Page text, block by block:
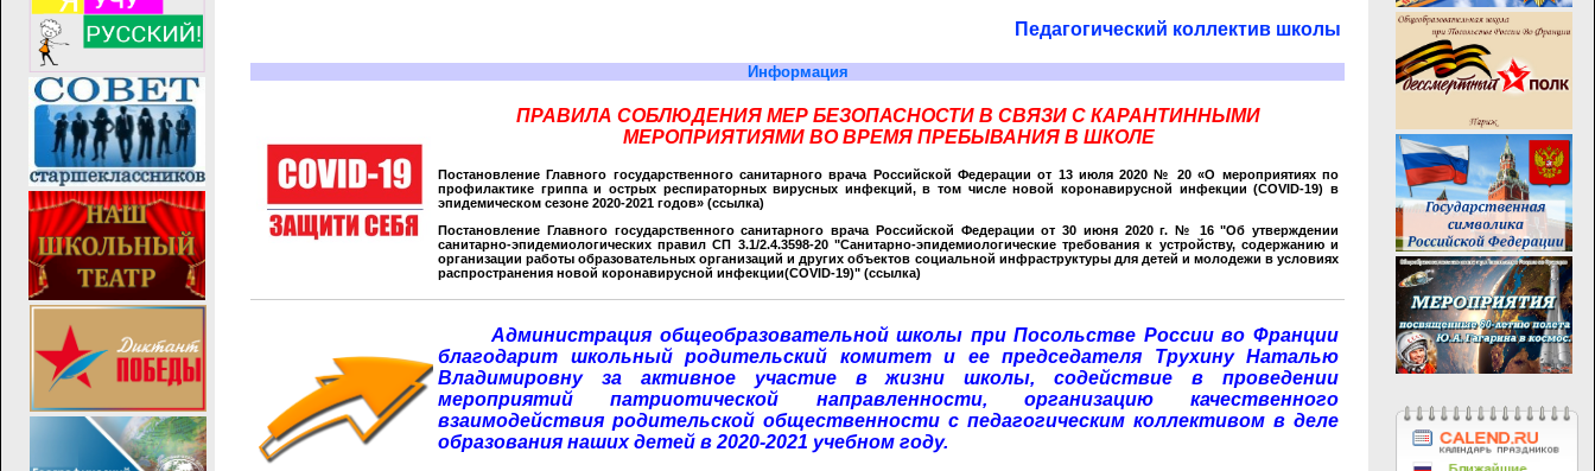
Педагогический коллектив школы
Информация
ПРАВИЛА СОБЛЮДЕНИЯ МЕР БЕЗОПАСНОСТИ В СВЯЗИ С КАРАНТИННЫМИ
МЕРОПРИЯТИЯМИ ВО ВРЕМЯ ПРЕБЫВАНИЯ В ШКОЛЕ
Постановление Главного государственного санитарного врача Российской Федерации от 13 июля 2020 № 20 «О мероприятиях по
профилактике гриппа и острых респираторных вирусных инфекций, в том числе новой коронавирусной инфекции (COVID-19) в
эпидемическом сезоне 2020-2021 годов» (ссылка)
Постановление Главного государственного санитарного врача Российской Федерации от 30 июня 2020 г. № 16 "Об утверждении
санитарно-эпидемиологических правил СП 3.1/2.4.3598-20 "Санитарно-эпидемиологические требования к устройству, содержанию и
организации работы образовательных организаций и других объектов социальной инфраструктуры для детей и молодежи в условиях
распространения новой коронавирусной инфекции(COVID-19)" (ссылка)
Администрация общеобразовательной школы при Посольстве России во Франции
благодарит школьный родительский комитет и ее председателя Трухину Наталью
Владимировну за активное участие в жизни школы, содействие в проведении
мероприятий патриотической направленности, организацию качественного
взаимодействия родительской общественности с педагогическим коллективом в деле
образования наших детей в 2020-2021 учебном году.